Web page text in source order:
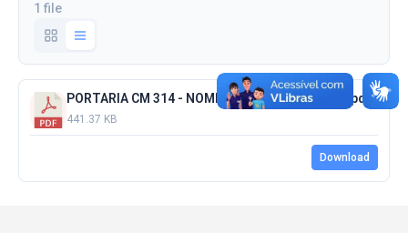
1 file
PORTARIA CM 314 - NOMEAÇÃO DOS EFETIVOS.pdf
441.37 KB
Download